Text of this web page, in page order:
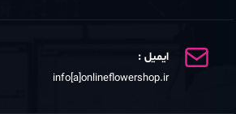
ایمیل :
info[a]onlineflowershop.ir